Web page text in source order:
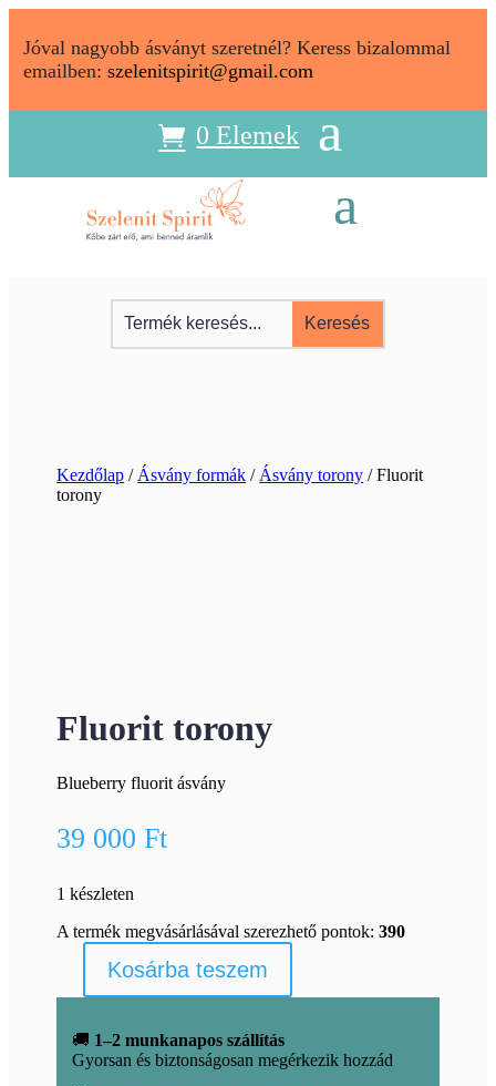
Jóval nagyobb ásványt szeretnél? Keress bizalommal
emailben: szelenitspirit@gmail.com
0 Elemek
Kezdőlap / Ásvány formák / Ásvány torony / Fluorit
torony
Fluorit torony
Blueberry fluorit ásvány
39 000Ft
1 készleten
A termék megvásárlásával szerezhető pontok:390
torony
Kosárba teszem
🚚 1–2 munkanapos szállítás
Gyorsan és biztonságosan megérkezik hozzád